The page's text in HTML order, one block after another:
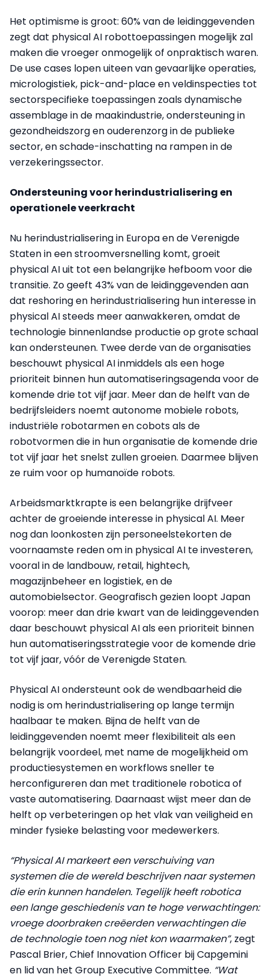
Het optimisme is groot: 60% van de leidinggevenden
zegt dat physical AI robottoepassingen mogelijk zal
maken die vroeger onmogelijk of onpraktisch waren.
De use cases lopen uiteen van gevaarlijke operaties,
micrologistiek, pick-and-place en veldinspecties tot
sectorspecifieke toepassingen zoals dynamische
assemblage in de maakindustrie, ondersteuning in
gezondheidszorg en ouderenzorg in de publieke
sector, en schade-inschatting na rampen in de
verzekeringssector.
Ondersteuning voor herindustrialisering en
operationele veerkracht
Nu herindustrialisering in Europa en de Verenigde
Staten in een stroomversnelling komt, groeit
physical AI uit tot een belangrijke hefboom voor die
transitie. Zo geeft 43% van de leidinggevenden aan
dat reshoring en herindustrialisering hun interesse in
physical AI steeds meer aanwakkeren, omdat de
technologie binnenlandse productie op grote schaal
kan ondersteunen. Twee derde van de organisaties
beschouwt physical AI inmiddels als een hoge
prioriteit binnen hun automatiseringsagenda voor de
komende drie tot vijf jaar. Meer dan de helft van de
bedrijfsleiders noemt autonome mobiele robots,
industriële robotarmen en cobots als de
robotvormen die in hun organisatie de komende drie
tot vijf jaar het snelst zullen groeien. Daarmee blijven
ze ruim voor op humanoïde robots.
Arbeidsmarktkrapte is een belangrijke drijfveer
achter de groeiende interesse in physical AI. Meer
nog dan loonkosten zijn personeelstekorten de
voornaamste reden om in physical AI te investeren,
vooral in de landbouw, retail, hightech,
magazijnbeheer en logistiek, en de
automobielsector. Geografisch gezien loopt Japan
voorop: meer dan drie kwart van de leidinggevenden
daar beschouwt physical AI als een prioriteit binnen
hun automatiseringsstrategie voor de komende drie
tot vijf jaar, vóór de Verenigde Staten.
Physical AI ondersteunt ook de wendbaarheid die
nodig is om herindustrialisering op lange termijn
haalbaar te maken. Bijna de helft van de
leidinggevenden noemt meer flexibiliteit als een
belangrijk voordeel, met name de mogelijkheid om
productiesystemen en workflows sneller te
herconfigureren dan met traditionele robotica of
vaste automatisering. Daarnaast wijst meer dan de
helft op verbeteringen op het vlak van veiligheid en
minder fysieke belasting voor medewerkers.
“Physical AI markeert een verschuiving van
systemen die de wereld beschrijven naar systemen
die erin kunnen handelen. Tegelijk heeft robotica
een lange geschiedenis van te hoge verwachtingen:
vroege doorbraken creëerden verwachtingen die
de technologie toen nog niet kon waarmaken”, zegt
Pascal Brier, Chief Innovation Officer bij Capgemini
en lid van het Group Executive Committee. “Wat